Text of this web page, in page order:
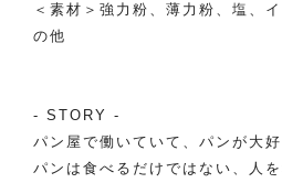
＜素材＞強力粉、薄力粉、塩、
の他
- STORY -
パン屋で働いていて、パンが大
パンは食べるだけではない、人